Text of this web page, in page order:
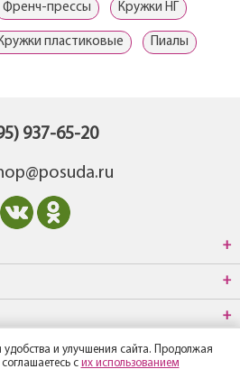
Френч-прессы Кружки НГ
пластиковые Пиалы
937-65-20
и улучшения сайта. Продолжая
с их использованием